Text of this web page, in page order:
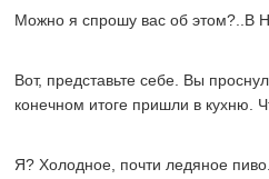
Можно я спрошу вас об этом?..В
Вот, представьте себе. Вы
конечном итоге пришли в кухню.
Я? Холодное, почти ледяное